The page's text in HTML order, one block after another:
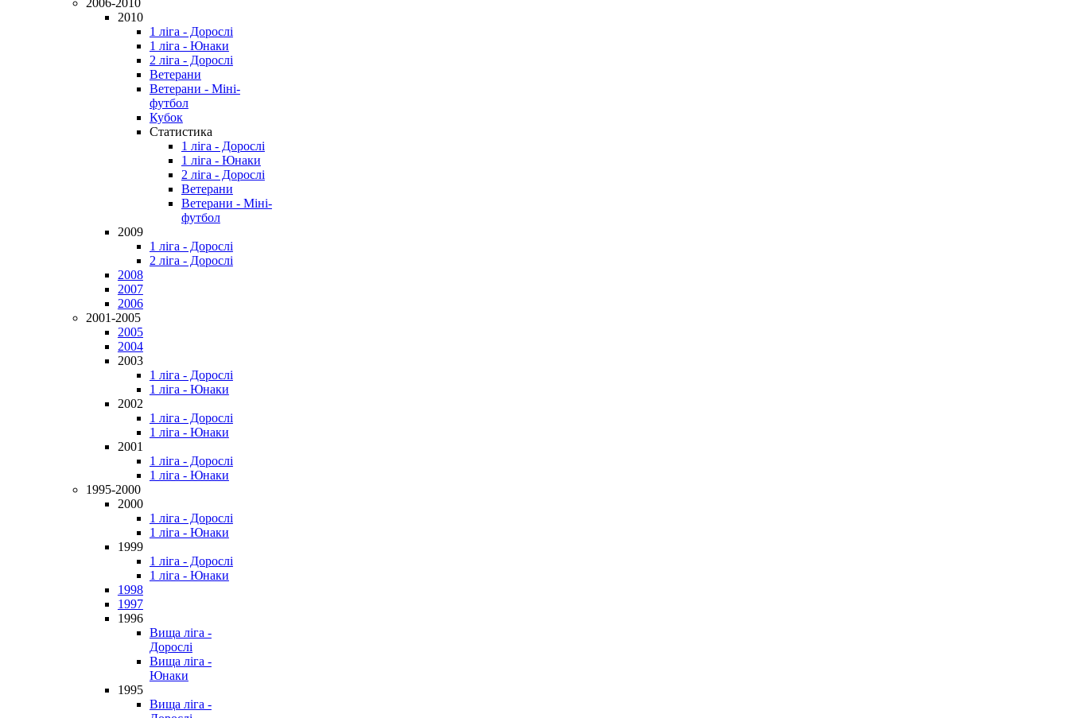
2006-2010
2010
1 ліга - Дорослі
1 ліга - Юнаки
2 ліга - Дорослі
Ветерани
Ветерани - Міні-
футбол
Кубок
Статистика
1 ліга - Дорослі
1 ліга - Юнаки
2 ліга - Дорослі
Ветерани
Ветерани - Міні-
футбол
2009
1 ліга - Дорослі
2 ліга - Дорослі
2008
2007
2006
2001-2005
2005
2004
2003
1 ліга - Дорослі
1 ліга - Юнаки
2002
1 ліга - Дорослі
1 ліга - Юнаки
2001
1 ліга - Дорослі
1 ліга - Юнаки
1995-2000
2000
1 ліга - Дорослі
1 ліга - Юнаки
1999
1 ліга - Дорослі
1 ліга - Юнаки
1998
1997
1996
Вища ліга -
Дорослі
Вища ліга -
Юнаки
1995
Вища ліга -